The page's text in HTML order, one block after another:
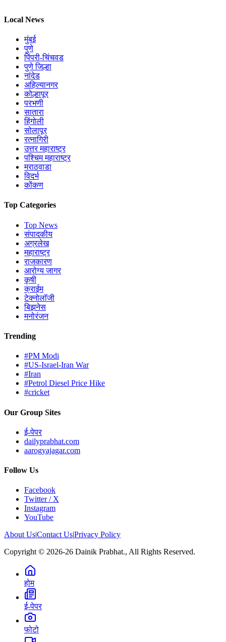
Local News
मुंबई
पुणे
पिंपरी-चिंचवड
पुणे जिल्हा
नांदेड
अहिल्यानगर
कोल्हापूर
परभणी
सातारा
हिंगोली
सोलापूर
रत्नागिरी
उत्तर महाराष्ट्र
पश्चिम महाराष्ट्र
मराठवाडा
विदर्भ
कोंकण
Top Categories
Top News
संपादकीय
अग्रलेख
महाराष्ट्र
राजकारण
आरोग्य जागर
कृषी
क्राईम
टेक्नोलॉजी
बिझनेस
मनोरंजन
Trending
#PM Modi
#US-Israel-Iran War
#Iran
#Petrol Diesel Price Hike
#cricket
Our Group Sites
ई-पेपर
dailyprabhat.com
aarogyajagar.com
Follow Us
Facebook
Twitter / X
Instagram
YouTube
About Us|Contact Us|Privacy Policy
Copyright © 2026-26 Dainik Prabhat., All Rights Reserved.
होम
ई-पेपर
फोटो